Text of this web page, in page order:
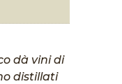
dà vini di
distillati